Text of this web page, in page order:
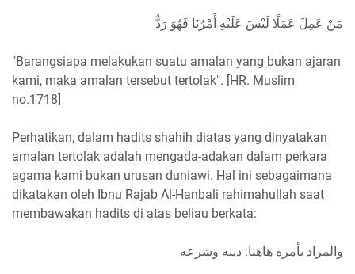
مَنْ عَمِلَ عَمَلًا لَيْسَ عَلَيْهِ أَمْرُنَا فَهُوَ رَدٌّ
"Barangsiapa melakukan suatu amalan yang bukan ajaran
kami, maka amalan tersebut tertolak". [HR. Muslim
no.1718]
Perhatikan, dalam hadits shahih diatas yang dinyatakan
amalan tertolak adalah mengada-adakan dalam perkara
agama kami bukan urusan duniawi. Hal ini sebagaimana
dikatakan oleh Ibnu Rajab Al-Hanbali rahimahullah saat
membawakan hadits di atas beliau berkata:
والمراد بأمره هاهنا: دينه وشرعه